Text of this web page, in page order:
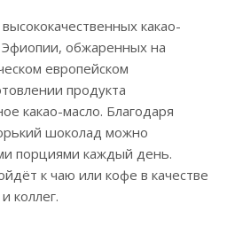
какао-
обжаренных на
европейском
продукта
какао-масло. Благодаря
шоколад можно
порциями каждый день.
к чаю или кофе в качестве
коллег.